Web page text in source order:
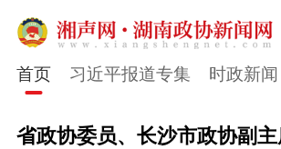
首页 习近平报道专集 时政新闻
省政协委员、长沙市政协副主